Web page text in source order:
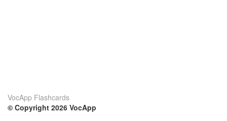
VocApp Flashcards
© Copyright 2026 VocApp